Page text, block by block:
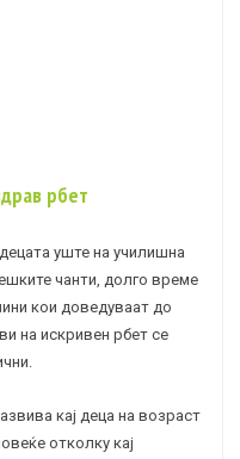
рбет
уште на училишна
чанти, долго време
кои доведуваат до
на искривен рбет се
кај деца на возраст
отколку кај